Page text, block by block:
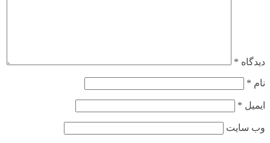
دیدگاه *
نام *
ایمیل *
وب‌ سایت